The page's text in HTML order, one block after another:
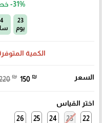
-31%
23
يوم
الكمية
السعر ₪ 150 ₪
اختر القياس
22
23
24
25
26